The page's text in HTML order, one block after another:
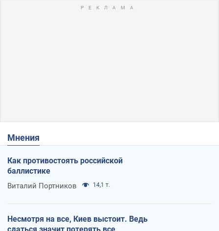
Мнения
Как противостоять российской
баллистике
Виталий Портников 14,1 т.
Несмотря на все, Киев выстоит. Ведь